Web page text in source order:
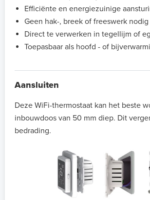
Efficiënte en energiezuinige
Geen hak-, breek of freeswerk nodig
Direct te verwerken in tegellijm of
Toepasbaar als hoofd - of
Aansluiten
Deze WiFi-thermostaat kan het beste
inbouwdoos van 50 mm diep. Dit
bedrading.